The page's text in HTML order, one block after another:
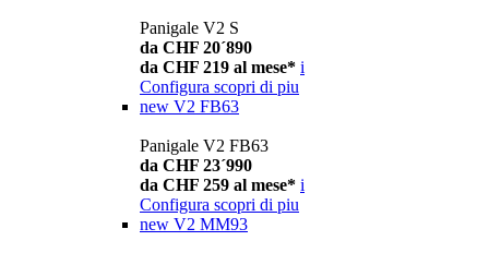
Panigale V2 S
da CHF 20´890
da CHF 219 al mese* i
Configura scopri di piu
new V2 FB63
Panigale V2 FB63
da CHF 23´990
da CHF 259 al mese* i
Configura scopri di piu
new V2 MM93